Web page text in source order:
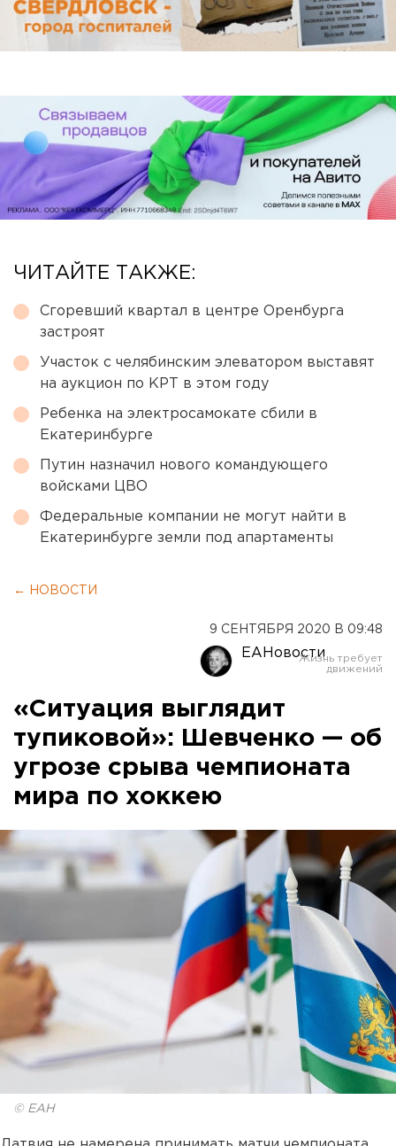
ЧИТАЙТЕ ТАКЖЕ:
Сгоревший квартал в центре Оренбурга
застроят
Участок с челябинским элеватором выставят
на аукцион по КРТ в этом году
Ребенка на электросамокате сбили в
Екатеринбурге
Путин назначил нового командующего
войсками ЦВО
Федеральные компании не могут найти в
Екатеринбурге земли под апартаменты
← НОВОСТИ
9 СЕНТЯБРЯ 2020 В 09:48
ЕАНовости
«Ситуация выглядит
тупиковой»: Шевченко — об
угрозе срыва чемпионата
мира по хоккею
© ЕАН